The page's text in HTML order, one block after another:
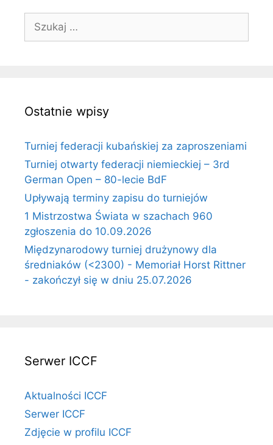
Ostatnie wpisy
Turniej federacji kubańskiej za zaproszeniami
Turniej otwarty federacji niemieckiej – 3rd
German Open – 80-lecie BdF
Upływają terminy zapisu do turniejów
1 Mistrzostwa Świata w szachach 960
zgłoszenia do 10.09.2026
Międzynarodowy turniej drużynowy dla
średniaków (<2300) - Memoriał Horst Rittner
- zakończył się w dniu 25.07.2026
Serwer ICCF
Aktualności ICCF
Serwer ICCF
Zdjęcie w profilu ICCF